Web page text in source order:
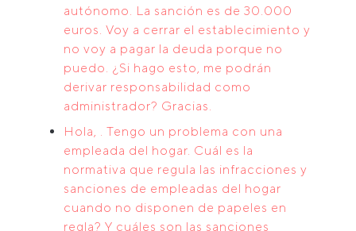
autónomo. La sanción es de 30.000
euros. Voy a cerrar el establecimiento y
no voy a pagar la deuda porque no
puedo. ¿Si hago esto, me podrán
derivar responsabilidad como
administrador? Gracias.
Hola, . Tengo un problema con una
empleada del hogar. Cuál es la
normativa que regula las infracciones y
sanciones de empleadas del hogar
cuando no disponen de papeles en
regla? Y cuáles son las sanciones